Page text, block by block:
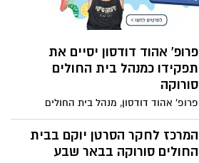
פרופ' אהוד דודסון יסיים את
תפקידו כמנהל בית החולים
סורוקה
פרופ' אהוד דודסון, מנהל בית החולים
סורוקה, יסיים את תפקידו ואותו יחליף בקרוב
ד"ר שלומי קודש, מנהל רפואי במחוז דרום
בכללית, ומי שהיה בעבר סגן מנהל בית
המרכז לחקר הסרטן יוקם בבית
החולים סורוקה בבאר שבע